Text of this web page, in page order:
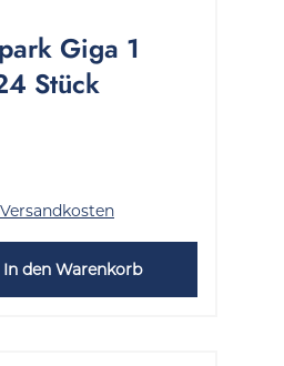
Giga 1
Stück
In den Warenkorb